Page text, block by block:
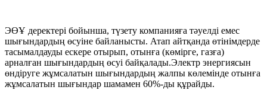
ЭӨҰ деректері бойынша, түзету компанияға тәуелді емес
шығындардың өсуіне байланысты. Атап айтқанда өтінімдерде
тасымалдауды ескере отырып, отынға (көмірге, газға)
арналған шығындардың өсуі байқалады.Электр энергиясын
өндіруге жұмсалатын шығындардың жалпы көлемінде отынға
жұмсалатын шығындар шамамен 60%-ды құрайды.